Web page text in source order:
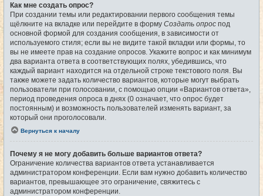
Как мне создать опрос?
При создании темы или редактировании первого сообщения темы
щёлкните на вкладке или перейдите в форму Создать опрос под
основной формой для создания сообщения, в зависимости от
используемого стиля; если вы не видите такой вкладки или формы, то
вы не имеете прав на создание опросов. Укажите вопрос и как минимум
два варианта ответа в соответствующих полях, убедившись, что
каждый вариант находится на отдельной строке текстового поля. Вы
также можете задать количество вариантов, которые могут выбрать
пользователи при голосовании, с помощью опции «Вариантов ответа»,
период проведения опроса в днях (0 означает, что опрос будет
постоянным) и возможность пользователей изменять вариант, за
который они проголосовали.
Вернуться к началу
Почему я не могу добавить больше вариантов ответа?
Ограничение количества вариантов ответа устанавливается
администратором конференции. Если вам нужно добавить количество
вариантов, превышающее это ограничение, свяжитесь с
администратором конференции.